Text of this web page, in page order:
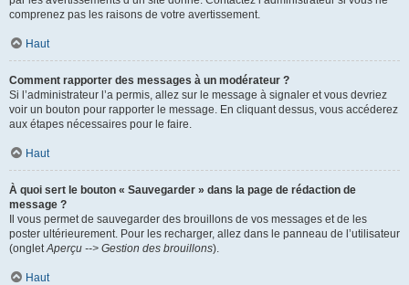
comprenez pas les raisons de votre avertissement.
Haut
Comment rapporter des messages à un modérateur ?
Si l’administrateur l’a permis, allez sur le message à signaler et vous devriez
voir un bouton pour rapporter le message. En cliquant dessus, vous accéderez
aux étapes nécessaires pour le faire.
Haut
À quoi sert le bouton « Sauvegarder » dans la page de rédaction de
message ?
Il vous permet de sauvegarder des brouillons de vos messages et de les
poster ultérieurement. Pour les recharger, allez dans le panneau de l’utilisateur
(ongletAperçu --> Gestion des brouillons).
Haut